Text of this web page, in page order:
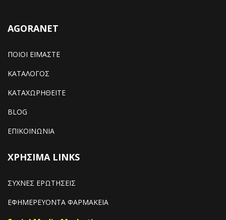
AGORANET
ΠΟΙΟΙ ΕΙΜΑΣΤΕ
ΚΑΤΑΛΟΓΟΣ
ΚΑΤΑΧΩΡΗΘΕΙΤΕ
BLOG
ΕΠΙΚΟΙΝΩΝΙΑ
ΧΡΗΣΙΜΑ LINKS
ΣΥΧΝΕΣ ΕΡΩΤΗΣΕΙΣ
ΕΦΗΜΕΡΕΥΟΝΤΑ ΦΑΡΜΑΚΕΙΑ